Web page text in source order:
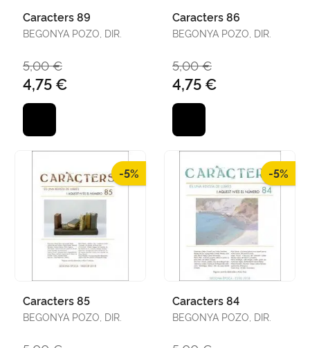
Caracters 89
BEGONYA POZO, DIR.
5,00 €
4,75 €
Caracters 86
BEGONYA POZO, DIR.
5,00 €
4,75 €
-5%
Caracters 85
BEGONYA POZO, DIR.
-5%
Caracters 84
BEGONYA POZO, DIR.